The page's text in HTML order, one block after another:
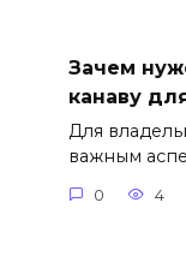
Зачем
канаву
Для
важным
0 4